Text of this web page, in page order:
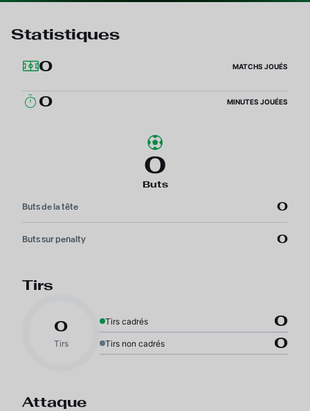
Statistiques
0
MATCHS JOUÉS
0 MINUTES JOUÉES
0
Buts
Buts de la tête 0
Buts sur penalty 0
Tirs
0
Tirs
Tirs cadrés 0
Tirs non cadrés 0
Attaque